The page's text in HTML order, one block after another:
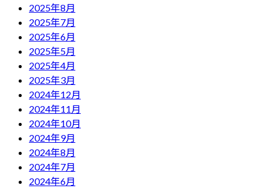
2025年8月
2025年7月
2025年6月
2025年5月
2025年4月
2025年3月
2024年12月
2024年11月
2024年10月
2024年9月
2024年8月
2024年7月
2024年6月